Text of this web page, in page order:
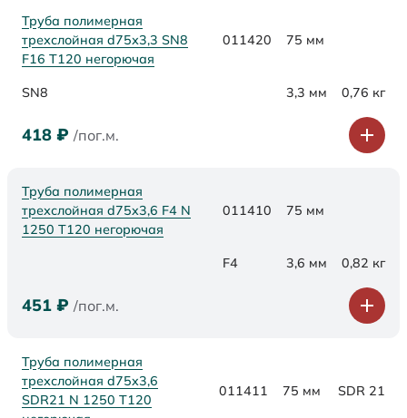
Труба полимерная
трехслойная d75х3,3 SN8
F16 Т120 негорючая
011420 75 мм
SN8 3,3 мм 0,76 кг
418 ₽ /пог.м.
Труба полимерная
трехслойная d75x3,6 F4 N
1250 Т120 негорючая
011410 75 мм
F4 3,6 мм 0,82 кг
451 ₽ /пог.м.
Труба полимерная
трехслойная d75x3,6
SDR21 N 1250 Т120
011411 75 мм SDR 21